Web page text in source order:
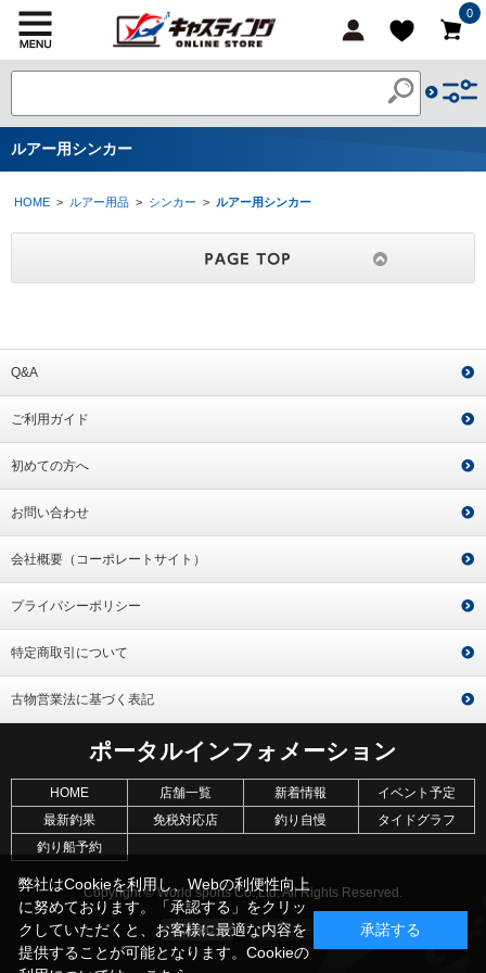
0
ルアー用シンカー
HOME > ルアー用品 > シンカー > ルアー用シンカー
Q&A
ご利用ガイド
初めての方へ
お問い合わせ
会社概要（コーポレートサイト）
プライバシーポリシー
特定商取引について
古物営業法に基づく表記
ポータルインフォメーション
HOME 店舗一覧 新着情報
イベント予定
最新釣果
免税対応店 釣り自慢
タイドグラフ
釣り船予約
Copyright © World sports Co.,Ltd. All Rights Reserved.
弊社はCookieを利用し、Webの利便性向上
に努めております。「承認する」をクリッ
クしていただくと、お客様に最適な内容を
提供することが可能となります。Cookieの
承諾する